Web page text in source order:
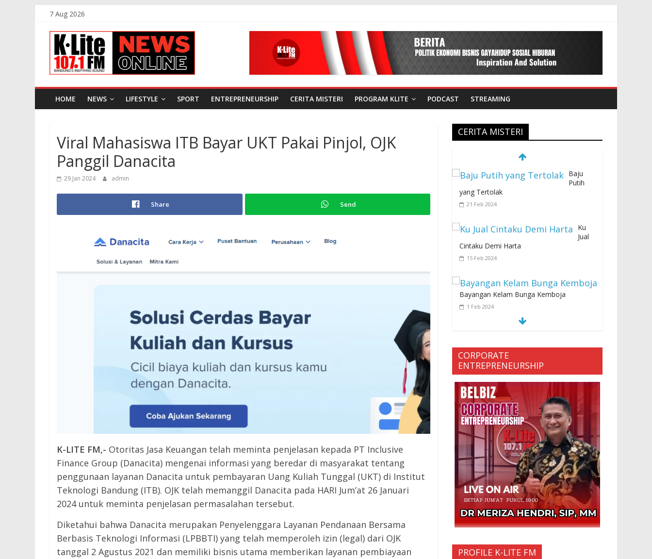
Skip
content
7 Aug 2026
K-
Lite
FM
Online
News
HOME NEWS LIFESTYLE SPORT ENTREPRENEURSHIP CERITA MISTERI PROGRAM KLITE PODCAST STREAMING
Viral Mahasiswa ITB Bayar UKT Pakai Pinjol, OJK
Panggil Danacita
29 Jan 2024 admin
Share Send
K-LITE FM,- Otoritas Jasa Keuangan telah meminta penjelasan kepada PT Inclusive
Finance Group (Danacita) mengenai informasi yang beredar di masyarakat tentang
penggunaan layanan Danacita untuk pembayaran Uang Kuliah Tunggal (UKT) di Institut
Teknologi Bandung (ITB). OJK telah memanggil Danacita pada HARI Jum’at 26 Januari
2024 untuk meminta penjelasan permasalahan tersebut.
Diketahui bahwa Danacita merupakan Penyelenggara Layanan Pendanaan Bersama
Berbasis Teknologi Informasi (LPBBTI) yang telah memperoleh izin (legal) dari OJK
tanggal 2 Agustus 2021 dan memiliki bisnis utama memberikan layanan pembiayaan
CERITA MISTERI
Baju
Putih
yang Tertolak
21 Feb 2024
Ku
Jual
Cintaku Demi Harta
15 Feb 2024
Bayangan Kelam Bunga Kemboja
1 Feb 2024
SEMUA KARENA PERJANJIAN JIN LELUHUR
29 Jan 2024
Ketakutan Setengah Mati setelah Main
Jailangkung, 28 Anak Gadis Dirawat di
Rumah Sakit
10 Mar 2023
“Cinta di
Ujung
Parigi”
11 Sep 2025
CORPORATE
ENTREPRENEURSHIP
PROFILE K-LITE FM